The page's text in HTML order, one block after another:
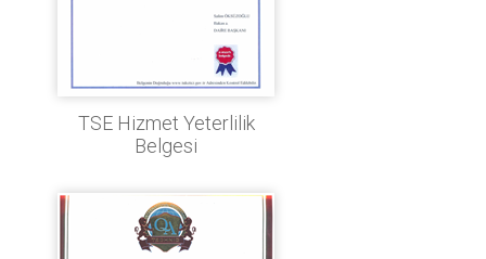
TSE Hizmet Yeterlilik
Belgesi